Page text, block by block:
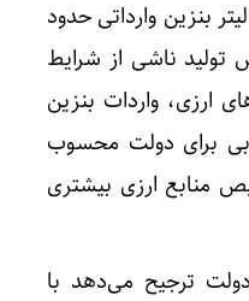
بنزین وارداتی حدود
تولید ناشی از شرایط
ارزی، واردات بنزین
برای دولت محسوب
منابع ارزی بیشتری
ترجیح می‌دهد با